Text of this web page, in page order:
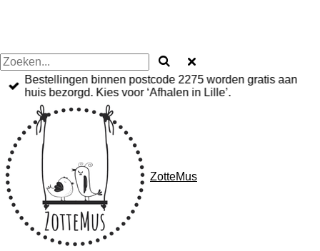
Bestellingen binnen postcode 2275 worden gratis aan
huis bezorgd. Kies voor ‘Afhalen in Lille’.
ZotteMus